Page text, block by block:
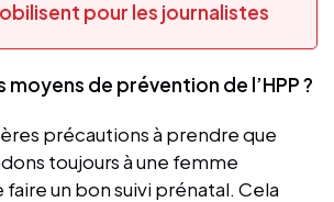
pour les journalistes
moyens de prévention de l’HPP ?
précautions à prendre que
toujours à une femme
un bon suivi prénatal. Cela